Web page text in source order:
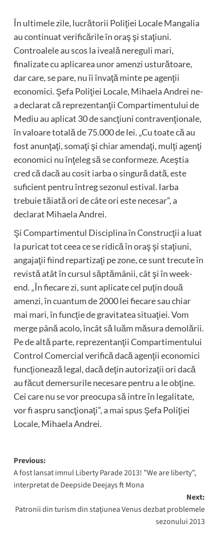
În ultimele zile, lucrătorii Poliţiei Locale Mangalia
au continuat verificările în oraş şi staţiuni.
Controalele au scos la iveală nereguli mari,
finalizate cu aplicarea unor amenzi usturătoare,
dar care, se pare, nu îi învaţă minte pe agenţii
economici. Şefa Poliţiei Locale, Mihaela Andrei ne-
a declarat că reprezentanţii Compartimentului de
Mediu au aplicat 30 de sancţiuni contravenţionale,
în valoare totală de 75.000 de lei. „Cu toate că au
fost anunţaţi, somaţi şi chiar amendaţi, mulţi agenţi
economici nu înţeleg să se conformeze. Aceştia
cred că dacă au cosit iarba o singură dată, este
suficient pentru întreg sezonul estival. Iarba
trebuie tăiată ori de câte ori este necesar”, a
declarat Mihaela Andrei.
Şi Compartimentul Disciplina în Construcţii a luat
la puricat tot ceea ce se ridică în oraş şi staţiuni,
angajaţii fiind repartizaţi pe zone, ce sunt trecute în
revistă atât în cursul săptămânii, cât şi în week-
end. „În fiecare zi, sunt aplicate cel puţin două
amenzi, în cuantum de 2000 lei fiecare sau chiar
mai mari, în funcţie de gravitatea situaţiei. Vom
merge până acolo, încât să luăm măsura demolării.
Pe de altă parte, reprezentanţii Compartimentului
Control Comercial verifică dacă agenţii economici
funcţionează legal, dacă deţin autorizaţii ori dacă
au făcut demersurile necesare pentru a le obţine.
Cei care nu se vor preocupa să intre în legalitate,
vor fi aspru sancţionaţi”, a mai spus Şefa Poliţiei
Locale, Mihaela Andrei.
Post
navigation
Previous:
A fost lansat imnul Liberty Parade 2013! ”We are liberty”,
interpretat de Deepside Deejays ft Mona
Next:
Patronii din turism din staţiunea Venus dezbat problemele
sezonului 2013